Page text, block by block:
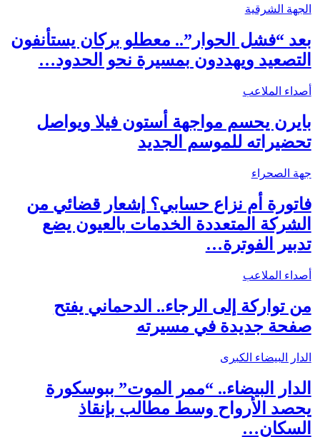
الجهة الشرقية
بعد “فشل الحوار”.. معطلو بركان يستأنفون
التصعيد ويهددون بمسيرة نحو الحدود…
أصداء الملاعب
بايرن يحسم مواجهة أستون فيلا ويواصل
تحضيراته للموسم الجديد
جهة الصحراء
فاتورة أم نزاع حسابي؟ إشعار قضائي من
الشركة المتعددة الخدمات بالعيون يضع
تدبير الفوترة…
أصداء الملاعب
من تواركة إلى الرجاء.. الدحماني يفتح
صفحة جديدة في مسيرته
الدار البيضاء الكبرى
الدار البيضاء.. “ممر الموت” ببوسكورة
يحصد الأرواح وسط مطالب بإنقاذ
السكان…